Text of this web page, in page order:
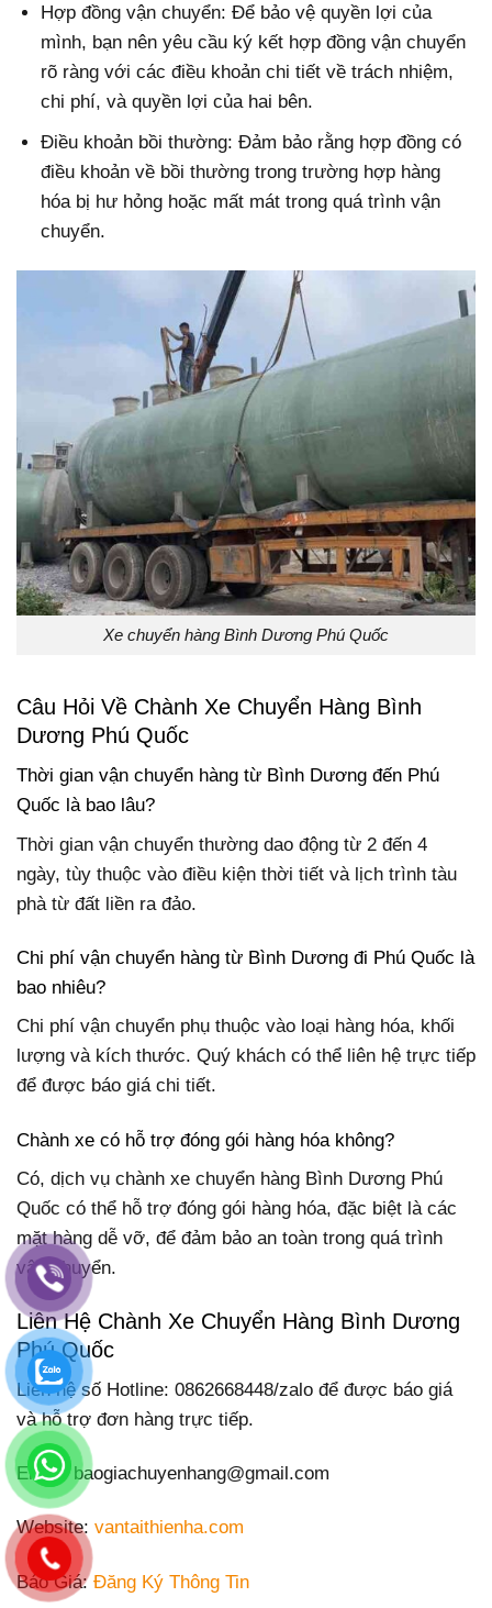
Hợp đồng vận chuyển: Để bảo vệ quyền lợi của
mình, bạn nên yêu cầu ký kết hợp đồng vận chuyển
rõ ràng với các điều khoản chi tiết về trách nhiệm,
chi phí, và quyền lợi của hai bên.
Điều khoản bồi thường: Đảm bảo rằng hợp đồng có
điều khoản về bồi thường trong trường hợp hàng
hóa bị hư hỏng hoặc mất mát trong quá trình vận
chuyển.
Xe chuyển hàng Bình Dương Phú Quốc
Câu Hỏi Về Chành Xe Chuyển Hàng Bình
Dương Phú Quốc
Thời gian vận chuyển hàng từ Bình Dương đến Phú
Quốc là bao lâu?
Thời gian vận chuyển thường dao động từ 2 đến 4
ngày, tùy thuộc vào điều kiện thời tiết và lịch trình tàu
phà từ đất liền ra đảo.
Chi phí vận chuyển hàng từ Bình Dương đi Phú Quốc là
bao nhiêu?
Chi phí vận chuyển phụ thuộc vào loại hàng hóa, khối
lượng và kích thước. Quý khách có thể liên hệ trực tiếp
để được báo giá chi tiết.
Chành xe có hỗ trợ đóng gói hàng hóa không?
Có, dịch vụ chành xe chuyển hàng Bình Dương Phú
Quốc có thể hỗ trợ đóng gói hàng hóa, đặc biệt là các
mặt hàng dễ vỡ, để đảm bảo an toàn trong quá trình
vận chuyển.
Liên Hệ Chành Xe Chuyển Hàng Bình Dương
Phú Quốc
Liên hệ số Hotline: 0862668448/zalo để được báo giá
và hỗ trợ đơn hàng trực tiếp.
Email: baogiachuyenhang@gmail.com
Website: vantaithienha.com
Báo Giá:Đăng Ký Thông Tin